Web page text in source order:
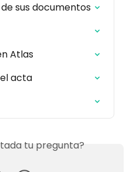
sus documentos
Atlas
acta
tu pregunta?